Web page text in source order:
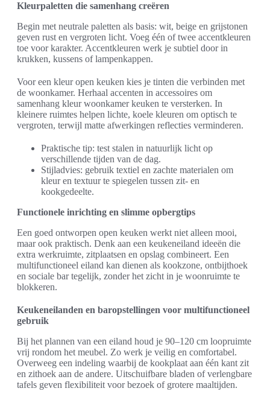
Kleurpaletten die samenhang creëren
Begin met neutrale paletten als basis: wit, beige en grijstonen
geven rust en vergroten licht. Voeg één of twee accentkleuren
toe voor karakter. Accentkleuren werk je subtiel door in
krukken, kussens of lampenkappen.
Voor een kleur open keuken kies je tinten die verbinden met
de woonkamer. Herhaal accenten in accessoires om
samenhang kleur woonkamer keuken te versterken. In
kleinere ruimtes helpen lichte, koele kleuren om optisch te
vergroten, terwijl matte afwerkingen reflecties verminderen.
Praktische tip: test stalen in natuurlijk licht op
verschillende tijden van de dag.
Stijladvies: gebruik textiel en zachte materialen om
kleur en textuur te spiegelen tussen zit- en
kookgedeelte.
Functionele inrichting en slimme opbergtips
Een goed ontworpen open keuken werkt niet alleen mooi,
maar ook praktisch. Denk aan een keukeneiland ideeën die
extra werkruimte, zitplaatsen en opslag combineert. Een
multifunctioneel eiland kan dienen als kookzone, ontbijthoek
en sociale bar tegelijk, zonder het zicht in je woonruimte te
blokkeren.
Keukeneilanden en baropstellingen voor multifunctioneel
gebruik
Bij het plannen van een eiland houd je 90–120 cm loopruimte
vrij rondom het meubel. Zo werk je veilig en comfortabel.
Overweeg een indeling waarbij de kookplaat aan één kant zit
en zithoek aan de andere. Uitschuifbare bladen of verlengbare
tafels geven flexibiliteit voor bezoek of grotere maaltijden.